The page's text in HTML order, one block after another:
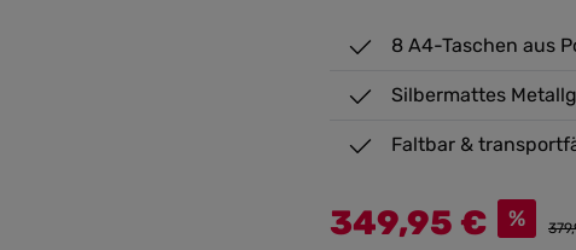
8 A4-Taschen aus
Silbermattes
Faltbar &
349,95 € %